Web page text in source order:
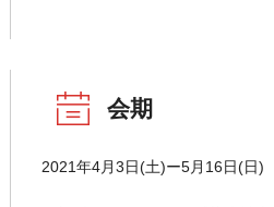
会期
2021年4月3日(土)ー5月16日(日)